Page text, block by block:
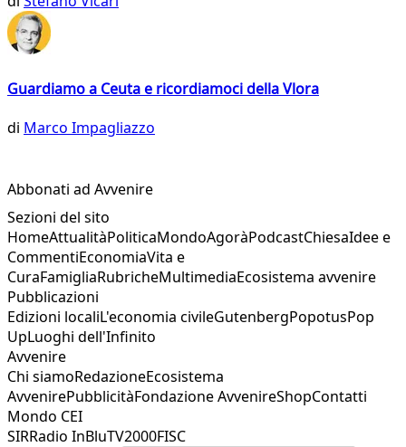
Guardiamo a Ceuta e ricordiamoci della Vlora
di Marco Impagliazzo
Abbonati ad Avvenire
Sezioni del sito
HomeAttualitàPoliticaMondoAgoràPodcastChiesaIdee e
CommentiEconomiaVita e
CuraFamigliaRubricheMultimediaEcosistema avvenire
Pubblicazioni
Edizioni localiL'economia civileGutenbergPopotusPop
UpLuoghi dell'Infinito
Avvenire
Chi siamoRedazioneEcosistema
AvvenirePubblicitàFondazione AvvenireShopContatti
Mondo CEI
SIRRadio InBluTV2000FISC